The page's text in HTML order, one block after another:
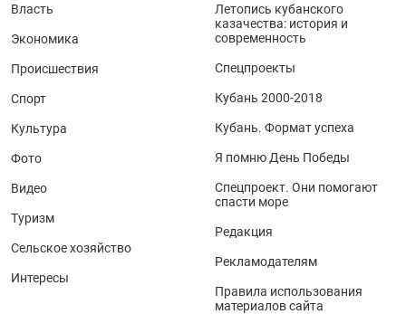
Власть
Экономика
Происшествия
Спорт
Культура
Фото
Видео
Туризм
Сельское хозяйство
Интересы
Летопись кубанского
казачества: история и
современность
Спецпроекты
Кубань 2000-2018
Кубань. Формат успеха
Я помню День Победы
Спецпроект. Они помогают
спасти море
Редакция
Рекламодателям
Правила использования
материалов сайта